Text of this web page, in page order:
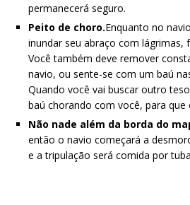
permanecerá seguro.
Peito de choro.Enquanto no
inundar seu abraço com lágrimas,
Você também deve remover
navio, ou sente-se com um baú
Quando você vai buscar outro
baú chorando com você, para que
Não nade além da borda do
então o navio começará a
e a tripulação será comida por